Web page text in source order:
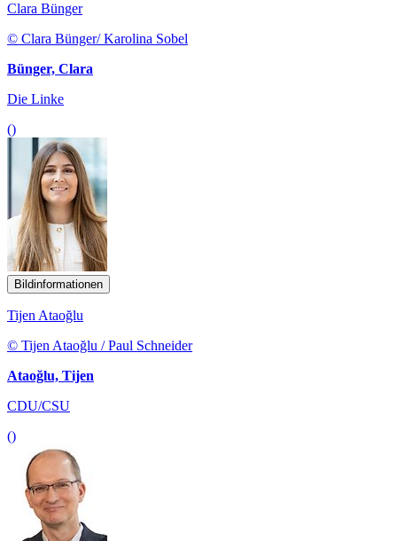
Clara Bünger
© Clara Bünger/ Karolina Sobel
Bünger, Clara
Die Linke
()
Bildinformationen
Tijen Ataoğlu
© Tijen Ataoğlu / Paul Schneider
Ataoğlu, Tijen
CDU/CSU
()